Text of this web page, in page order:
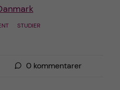
STUDIER
0kommentarer